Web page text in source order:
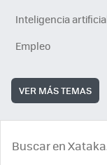
Inteligencia
Empleo
VER MÁS TEMAS